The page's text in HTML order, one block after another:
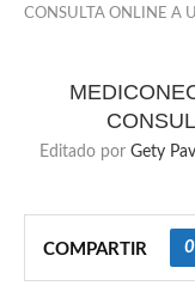
CONSULTA ONLINE A
Editado por Gety
COMPARTIR 0